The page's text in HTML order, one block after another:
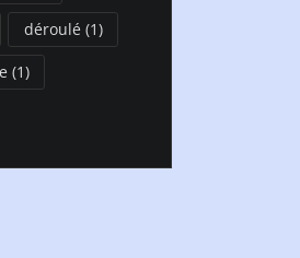
déroulé (1)
(1)